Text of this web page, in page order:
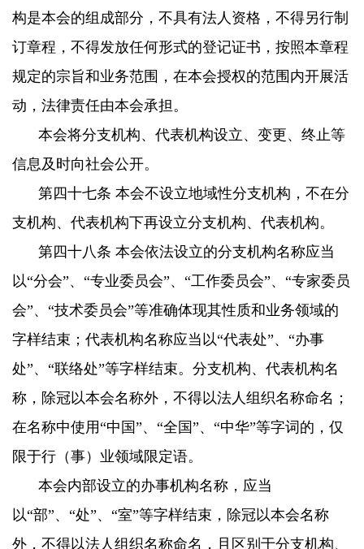
构是本会的组成部分，不具有法人资格，不得另行制
订章程，不得发放任何形式的登记证书，按照本章程
规定的宗旨和业务范围，在本会授权的范围内开展活
动，法律责任由本会承担。
本会将分支机构、代表机构设立、变更、终止等
信息及时向社会公开。
第四十七条 本会不设立地域性分支机构，不在分
支机构、代表机构下再设立分支机构、代表机构。
第四十八条 本会依法设立的分支机构名称应当
以“分会”、“专业委员会”、“工作委员会”、“专家委员
会”、“技术委员会”等准确体现其性质和业务领域的
字样结束；代表机构名称应当以“代表处”、“办事
处”、“联络处”等字样结束。分支机构、代表机构名
称，除冠以本会名称外，不得以法人组织名称命名；
在名称中使用“中国”、“全国”、“中华”等字词的，仅
限于行（事）业领域限定语。
本会内部设立的办事机构名称，应当
以“部”、“处”、“室”等字样结束，除冠以本会名称
外，不得以法人组织名称命名，且区别于分支机构、